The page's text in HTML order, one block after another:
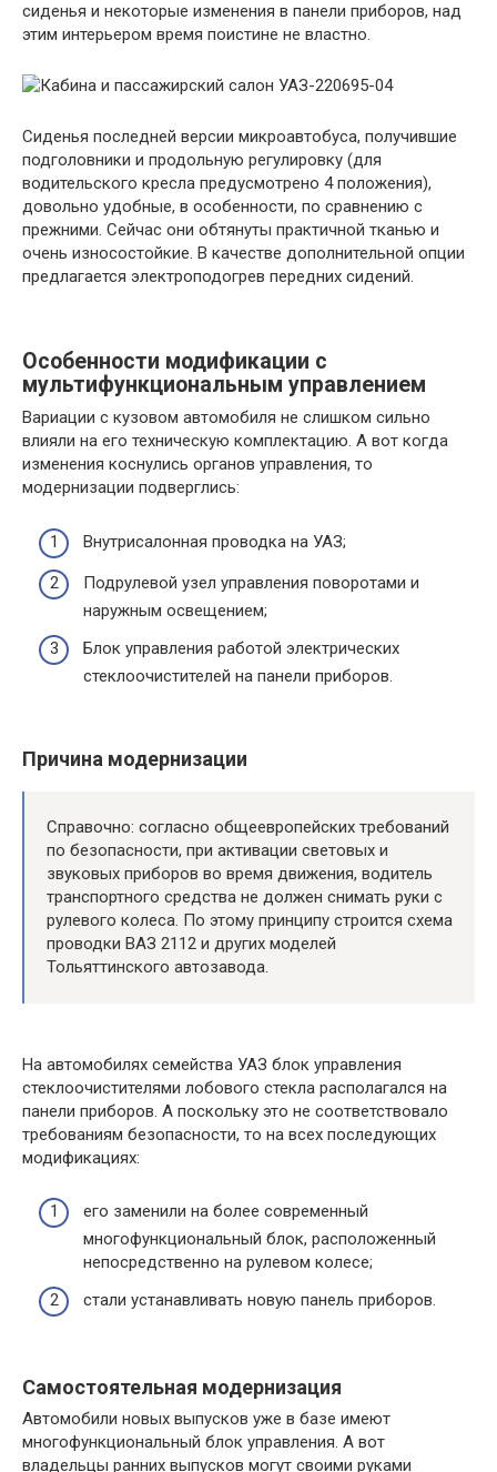
сиденья и некоторые изменения в панели приборов, над
этим интерьером время поистине не властно.
Сиденья последней версии микроавтобуса, получившие
подголовники и продольную регулировку (для
водительского кресла предусмотрено 4 положения),
довольно удобные, в особенности, по сравнению с
прежними. Сейчас они обтянуты практичной тканью и
очень износостойкие. В качестве дополнительной опции
предлагается электроподогрев передних сидений.
Особенности модификации с
мультифункциональным управлением
Вариации с кузовом автомобиля не слишком сильно
влияли на его техническую комплектацию. А вот когда
изменения коснулись органов управления, то
модернизации подверглись:
Внутрисалонная проводка на УАЗ;
Подрулевой узел управления поворотами и
наружным освещением;
Блок управления работой электрических
стеклоочистителей на панели приборов.
Причина модернизации
Справочно: согласно общеевропейских требований
по безопасности, при активации световых и
звуковых приборов во время движения, водитель
транспортного средства не должен снимать руки с
рулевого колеса. По этому принципу строится схема
проводки ВАЗ 2112 и других моделей
Тольяттинского автозавода.
На автомобилях семейства УАЗ блок управления
стеклоочистителями лобового стекла располагался на
панели приборов. А поскольку это не соответствовало
требованиям безопасности, то на всех последующих
модификациях:
его заменили на более современный
многофункциональный блок, расположенный
непосредственно на рулевом колесе;
стали устанавливать новую панель приборов.
Самостоятельная модернизация
Автомобили новых выпусков уже в базе имеют
многофункциональный блок управления. А вот
владельцы ранних выпусков могут своими руками